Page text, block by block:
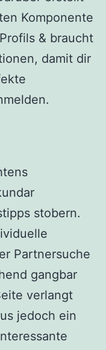
Komponente
& braucht
damit dir
stobern.
Partnersuche
gangbar
verlangt
jedoch ein